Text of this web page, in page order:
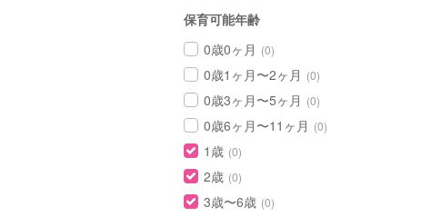
保育可能年齢
0歳0ヶ月 (0)
0歳1ヶ月〜2ヶ月 (0)
0歳3ヶ月〜5ヶ月 (0)
0歳6ヶ月〜11ヶ月 (0)
1歳 (0)
2歳 (0)
3歳〜6歳 (0)